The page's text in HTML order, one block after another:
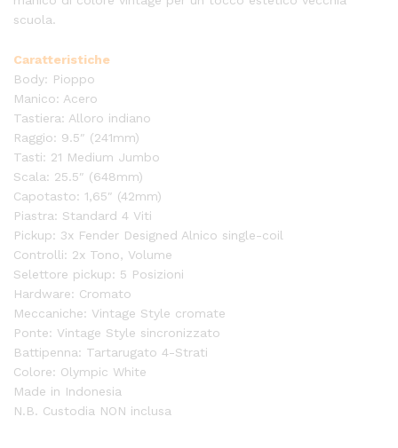
scuola.
Caratteristiche
Body: Pioppo
Manico: Acero
Tastiera: Alloro indiano
Raggio: 9.5″ (241mm)
Tasti: 21 Medium Jumbo
Scala: 25.5″ (648mm)
Capotasto: 1,65″ (42mm)
Piastra: Standard 4 Viti
Pickup: 3x Fender Designed Alnico single-coil
Controlli: 2x Tono, Volume
Selettore pickup: 5 Posizioni
Hardware: Cromato
Meccaniche: Vintage Style cromate
Ponte: Vintage Style sincronizzato
Battipenna: Tartarugato 4-Strati
Colore: Olympic White
Made in Indonesia
N.B. Custodia NON inclusa